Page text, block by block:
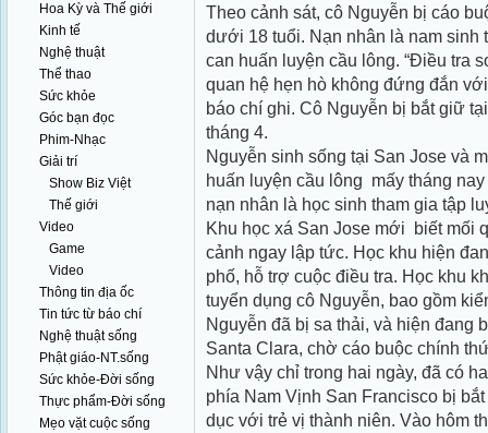
Hoa Kỳ và Thế giới
Kinh tế
Nghệ thuật
Thể thao
Sức khỏe
Góc bạn đọc
Phim-Nhạc
Giải trí
Show Biz Việt
Thế giới
Video
Game
Video
Thông tin địa ốc
Tin tức từ báo chí
Nghệ thuật sống
Phật giáo-NT.sống
Sức khỏe-Đời sống
Thực phẩm-Đời sống
Mẹo vặt cuộc sống
Theo cảnh sát, cô Nguyễn bị cáo
dưới 18 tuổi. Nạn nhân là nam
can huấn luyện cầu lông. “Điều tra
quan hệ hẹn hò không đứng đắn
báo chí ghi. Cô Nguyễn bị bắt giữ
tháng 4.
Nguyễn sinh sống tại San Jose và
huấn luyện cầu lông mấy tháng
nạn nhân là học sinh tham gia tập
Khu học xá San Jose mới biết mối
cảnh ngay lập tức. Học khu hiện
phố, hỗ trợ cuộc điều tra. Học khu
tuyển dụng cô Nguyễn, bao gồm
Nguyễn đã bị sa thải, và hiện đang
Santa Clara, chờ cáo buộc chính
Như vậy chỉ trong hai ngày, đã có
phía Nam Vịnh San Francisco bị
dục với trẻ vị thành niên. Vào hôm